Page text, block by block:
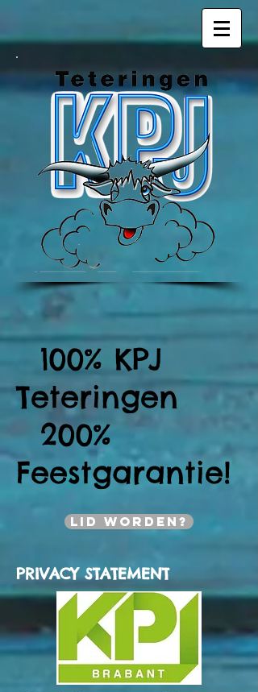
100% KPJ
Teteringen
200%
Feestgarantie!
Lid worden?
PRIVACY STATEMENT